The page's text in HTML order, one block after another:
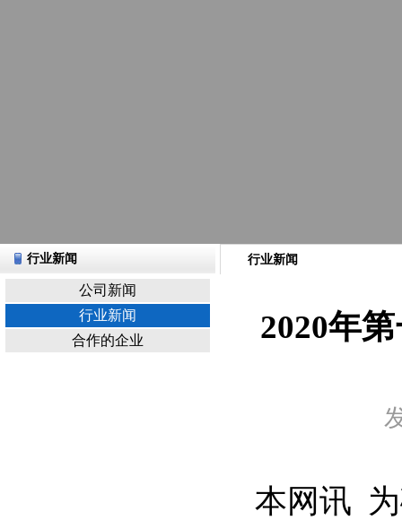
行业新闻
公司新闻
行业新闻
合作的企业
行业新闻
2020年
本网讯